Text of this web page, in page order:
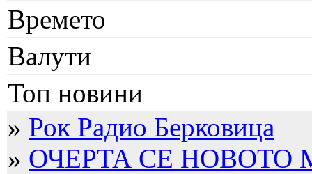
Времето
Валути
Топ новини
» Рок Радио Берковица
» ОЧЕРТА СЕ НОВОТО